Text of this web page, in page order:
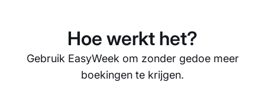
Hoe werkt het?
Gebruik EasyWeek om zonder gedoe meer
boekingen te krijgen.